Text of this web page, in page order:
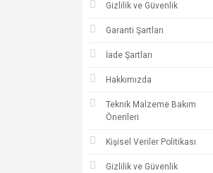
Gizlilik ve Güvenlik
Garanti Şartları
İade Şartları
Hakkımızda
Teknik Malzeme Bakım
Önerileri
Kişisel Veriler Politikası
Gizlilik ve Güvenlik